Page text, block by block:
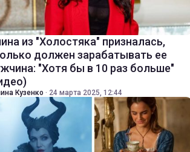
из "Холостяка" призналась,
должен зарабатывать ее
"Хотя бы в 10 раз больше"
Кузенко · 24 марта 2025, 12:44